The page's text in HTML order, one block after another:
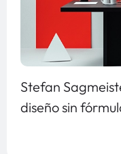
Stefan
diseño sin